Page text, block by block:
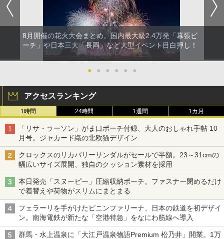
8月開催の花火大会まとめ。国内最大級2.4万発「幕張ビ
ーチ」や日本三大「長岡」など大型イベント目白押し！
● ● ● ● ● ●
アクセスランキング
1時間 24時間 1週間 1カ月
「リサ・ラーソン」がま口ポーチ付録、大人のおしゃれ手帖 10
月号。ジャカード織の北欧猫デザイン
クロックスのリカバリーサンダルがセールで半額。23～31cmの
幅広いサイズ展開、独自のクッション素材を採用
本日発売「スヌーピー」圧縮収納ポーチ。ファスナー閉めるだけ
で着替えや荷物がスリムにまとまる
フェラーリを手がけたピニンファリーナ、日本の鉄道を初デザイ
ン。南海電鉄が新たな「空港特急」をなにわ筋線へ導入
群馬・水上温泉に「大江戸温泉物語Premium 松乃井」開業。1万